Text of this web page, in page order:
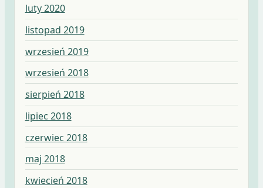
luty 2020
listopad 2019
wrzesień 2019
wrzesień 2018
sierpień 2018
lipiec 2018
czerwiec 2018
maj 2018
kwiecień 2018